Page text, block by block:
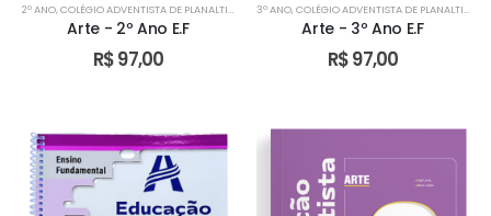
2º ANO,COLÉGIO ADVENTISTA DE PLANALTINA COLÉGIO ADVENTISTA DE TAGUATINGA,
Arte - 2º Ano E.F
R$97,00
3º ANO,COLÉGIO ADVENTISTA DE PLANALTINA
Arte - 3º Ano E.F
R$97,00